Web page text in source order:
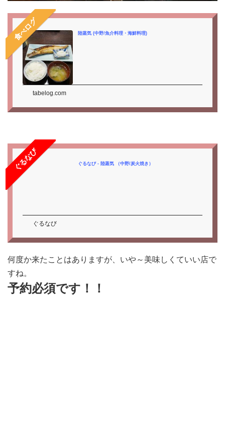
食べログ 陸蒸気 (中野/魚介料理・海鮮料理)
tabelog.com
ぐるなび ぐるなび - 陸蒸気 （中野/炭火焼き）
ぐるなび
何度か来たことはありますが、いや～美味しくていい店で
すね。
予約必須です！！